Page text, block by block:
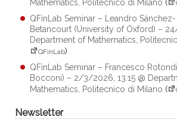
Mathematics, Politecnico di Milano (
QFinLab Seminar – Leandro Sánchez-
Betancourt (University of Oxford) –
Department of Mathematics,
QFinLab)
QFinLab Seminar – Francesco
Bocconi) – 2/3/2026, 13:15 @
Mathematics, Politecnico di Milano (
Newsletter